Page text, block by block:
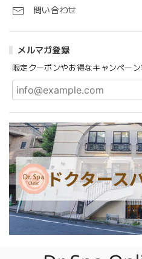
問い合わせ
メルマガ登録
限定クーポンやお得なキャンペー